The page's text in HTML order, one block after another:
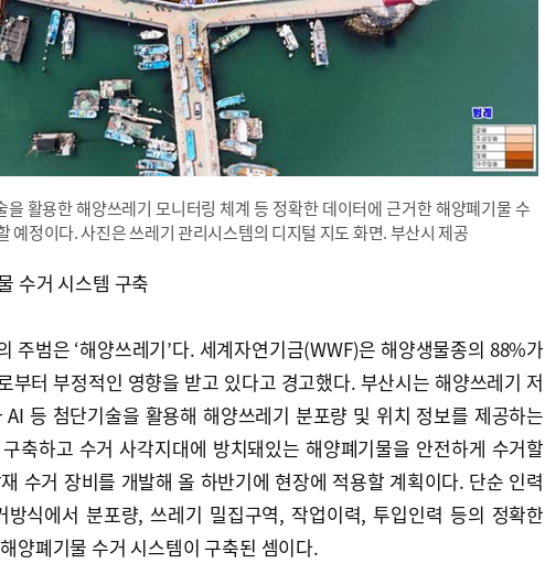
을 활용한 해양쓰레기 모니터링 체계 등 정확한 데이터에 근거한 해양폐기물 수
예정이다. 사진은 쓰레기 관리시스템의 디지털 지도 화면. 부산시 제공
수거 시스템 구축
주범은 ‘해양쓰레기’다. 세계자연기금(WWF)은 해양생물종의 88%가
부터 부정적인 영향을 받고 있다고 경고했다. 부산시는 해양쓰레기 저
AI 등 첨단기술을 활용해 해양쓰레기 분포량 및 위치 정보를 제공하는
축하고 수거 사각지대에 방치돼있는 해양폐기물을 안전하게 수거할
수거 장비를 개발해 올 하반기에 현장에 적용할 계획이다. 단순 인력
방식에서 분포량, 쓰레기 밀집구역, 작업이력, 투입인력 등의 정확한
양폐기물 수거 시스템이 구축된 셈이다.